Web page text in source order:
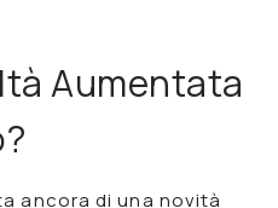
Aumentata
ancora di una novità